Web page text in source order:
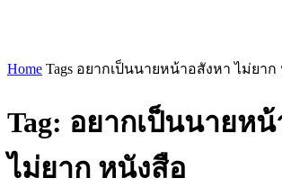
Home Tags อยากเป็นนายหน้าอสังหา ไม่ยาก
Tag: อยากเป็นนายห
ไม่ยาก หนังสือ